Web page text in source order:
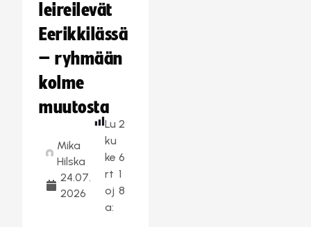
leireilevät
Eerikkilässä
– ryhmään
kolme
muutosta
Mika
Hilska
24.07.
2026
Lu
ku
ke
rt
oj
a:
2
6
1
8